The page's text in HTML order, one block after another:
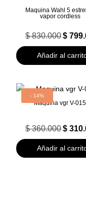
Maquina Wahl 5
vapor cordless
$830.000 El
precio
original
era:
$
Añadir al
- 14%
Maquina vgr V-015
$360.000 El
precio
original
era:
$
Añadir al